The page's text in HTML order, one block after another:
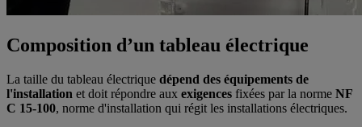
Composition d’un tableau électrique
La taille du tableau électrique dépend des équipements de
l'installation et doit répondre aux exigences fixées par la norme NF
C 15-100, norme d'installation qui régit les installations électriques.